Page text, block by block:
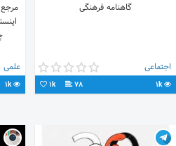
گاهنامه فرهنگی
اجتماعی
1k
78
1k
علمی
1k